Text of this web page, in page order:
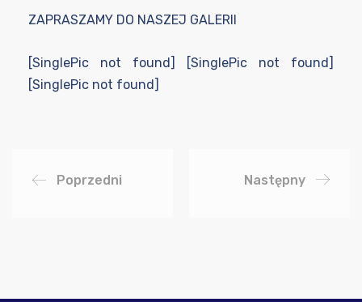
ZAPRASZAMY DO NASZEJ GALERII
[SinglePic not found] [SinglePic not found]
[SinglePic not found]
Poprzedni Następny